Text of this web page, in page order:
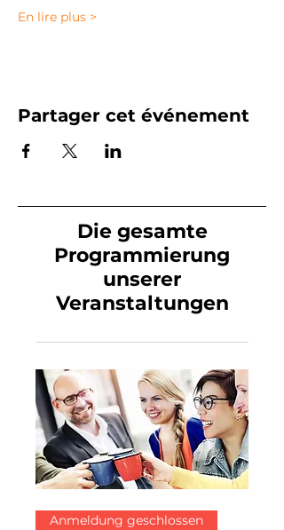
En lire plus >
Partager cet événement
Die gesamte
Programmierung
unserer
Veranstaltungen
Anmeldung geschlossen